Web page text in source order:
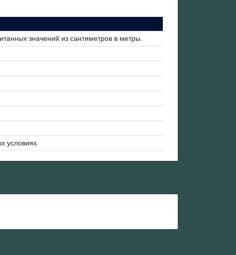
значений из сантиметров в метры.
условиях